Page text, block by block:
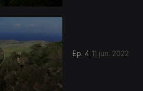
Ep. 4 11 jun. 2022